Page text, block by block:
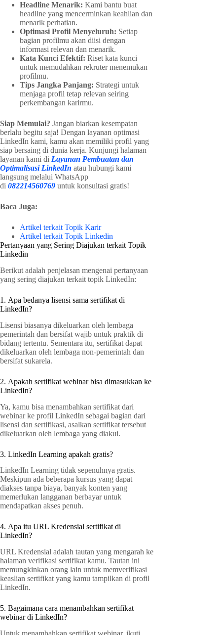
Headline Menarik: Kami bantu buat
headline yang mencerminkan keahlian dan
menarik perhatian.
Optimasi Profil Menyeluruh: Setiap
bagian profilmu akan diisi dengan
informasi relevan dan menarik.
Kata Kunci Efektif: Riset kata kunci
untuk memudahkan rekruter menemukan
profilmu.
Tips Jangka Panjang: Strategi untuk
menjaga profil tetap relevan seiring
perkembangan karirmu.
Siap Memulai? Jangan biarkan kesempatan
berlalu begitu saja! Dengan layanan optimasi
LinkedIn kami, kamu akan memiliki profil yang
siap bersaing di dunia kerja. Kunjungi halaman
layanan kami di Layanan Pembuatan dan
Optimalisasi LinkedIn atau hubungi kami
langsung melalui WhatsApp
di 082214560769 untuk konsultasi gratis!
Baca Juga:
Artikel terkait Topik Karir
Artikel terkait Topik Linkedin
Pertanyaan yang Sering Diajukan terkait Topik
Linkedin
Berikut adalah penjelasan mengenai pertanyaan
yang sering diajukan terkait topik LinkedIn:
1. Apa bedanya lisensi sama sertifikat di
LinkedIn?
Lisensi biasanya dikeluarkan oleh lembaga
pemerintah dan bersifat wajib untuk praktik di
bidang tertentu. Sementara itu, sertifikat dapat
dikeluarkan oleh lembaga non-pemerintah dan
bersifat sukarela.
2. Apakah sertifikat webinar bisa dimasukkan ke
LinkedIn?
Ya, kamu bisa menambahkan sertifikat dari
webinar ke profil LinkedIn sebagai bagian dari
lisensi dan sertifikasi, asalkan sertifikat tersebut
dikeluarkan oleh lembaga yang diakui.
3. LinkedIn Learning apakah gratis?
LinkedIn Learning tidak sepenuhnya gratis.
Meskipun ada beberapa kursus yang dapat
diakses tanpa biaya, banyak konten yang
memerlukan langganan berbayar untuk
mendapatkan akses penuh.
4. Apa itu URL Kredensial sertifikat di
LinkedIn?
URL Kredensial adalah tautan yang mengarah ke
halaman verifikasi sertifikat kamu. Tautan ini
memungkinkan orang lain untuk memverifikasi
keaslian sertifikat yang kamu tampilkan di profil
LinkedIn.
5. Bagaimana cara menambahkan sertifikat
webinar di LinkedIn?
Untuk menambahkan sertifikat webinar, ikuti